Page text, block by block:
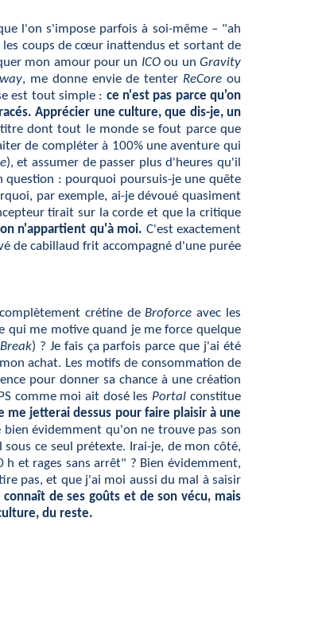
l'on s'impose parfois à soi-même – "ah
coups de cœur inattendus et sortant de
mon amour pour un ICOou un Gravity
, me donne envie de tenter ReCore ou
est tout simple : ce n'est pas parce qu'on
Apprécier une culture, que dis-je, un
dont tout le monde se fout parce que
de compléter à 100% une aventure qui
), et assumer de passer plus d'heures qu'il
: pourquoi poursuis-je une quête
par exemple, ai-je dévoué quasiment
tirait sur la corde et que la critique
n'appartient qu'à moi. C'est exactement
de cabillaud frit accompagné d'une purée
crétine deBroforce avec les
qui me motive quand je me force quelque
) ? Je fais ça parfois parce que j'ai été
achat. Les motifs de consommation de
pour donner sa chance à une création
comme moi ait dosé les Portal constitue
me jetterai dessus pour faire plaisir à une
bien évidemment qu'on ne trouve pas son
ce seul prétexte. Irai-je, de mon côté,
et rages sans arrêt" ? Bien évidemment,
pas, et que j'ai moi aussi du mal à saisir
de ses goûts et de son vécu, mais
du reste.